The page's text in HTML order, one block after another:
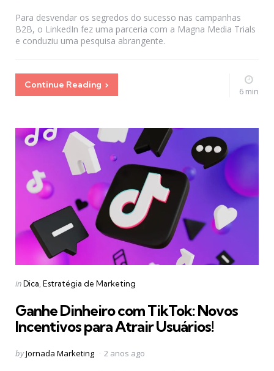
Para desvendar os segredos do sucesso nas campanhas
B2B, o LinkedIn fez uma parceria com a Magna Media Trials
e conduziu uma pesquisa abrangente.
Continue Reading
6 min
Categories
Posted
inDica Estratégia de Marketing
Ganhe Dinheiro com TikTok: Novos
Incentivos para Atrair Usuários!
Posted
byJornada Marketing 2 anos ago